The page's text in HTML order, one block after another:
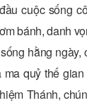
cuộc sống
bánh, danh
hằng ngày,
ma quỷ thế
Thánh,